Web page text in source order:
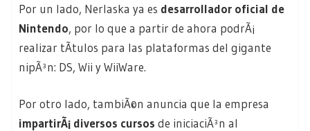
Por un lado, Nerlaska ya es desarrollador oficial de
Nintendo, por lo que a partir de ahora podrÃ¡
realizar tÃ­tulos para las plataformas del gigante
nipÃ³n: DS, Wii y WiiWare.
Por otro lado, tambiÃ©n anuncia que la empresa
impartirÃ¡ diversos cursos de iniciaciÃ³n al